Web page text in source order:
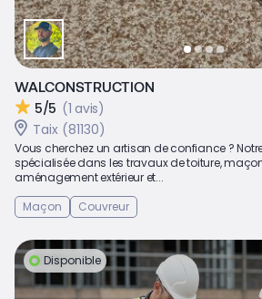
WALCONSTRUCTION
5/5 (1 avis)
Taix (81130)
Vous cherchez un artisan de confiance ?
spécialisée dans les travaux de toiture,
aménagement extérieur et...
Maçon
Couvreur
Disponible